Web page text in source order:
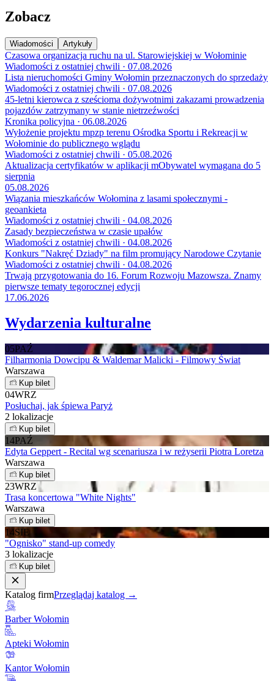
Zobacz
Wiadomości Artykuły
Czasowa organizacja ruchu na ul. Starowiejskiej w Wołominie
Wiadomości z ostatniej chwili · 07.08.2026
Lista nieruchomości Gminy Wołomin przeznaczonych do sprzedaży
Wiadomości z ostatniej chwili · 07.08.2026
45-letni kierowca z sześcioma dożywotnimi zakazami prowadzenia
pojazdów zatrzymany w stanie nietrzeźwości
Kronika policyjna · 06.08.2026
Wyłożenie projektu mpzp terenu Ośrodka Sportu i Rekreacji w
Wołominie do publicznego wglądu
Wiadomości z ostatniej chwili · 05.08.2026
Aktualizacja certyfikatów w aplikacji mObywatel wymagana do 5
sierpnia
05.08.2026
Wiązania mieszkańców Wołomina z lasami społecznymi -
geoankieta
Wiadomości z ostatniej chwili · 04.08.2026
Zasady bezpieczeństwa w czasie upałów
Wiadomości z ostatniej chwili · 04.08.2026
Konkurs "Nakręć Dziady" na film promujący Narodowe Czytanie
Wiadomości z ostatniej chwili · 04.08.2026
Trwają przygotowania do 16. Forum Rozwoju Mazowsza. Znamy
pierwsze tematy tegorocznej edycji
17.06.2026
Wydarzenia kulturalne
05PAŹ
Filharmonia Dowcipu & Waldemar Malicki - Filmowy Świat
Warszawa
Kup bilet
04WRZ
Posłuchaj, jak śpiewa Paryż
2 lokalizacje
Kup bilet
14PAŹ
Edyta Geppert - Recital wg scenariusza i w reżyserii Piotra Loretza
Warszawa
Kup bilet
23WRZ
Trasa koncertowa "White Nights"
Warszawa
Kup bilet
14SIE
"Ognisko" stand-up comedy
3 lokalizacje
Kup bilet
Katalog firmPrzeglądaj katalog →
Barber Wołomin
Apteki Wołomin
Kantor Wołomin